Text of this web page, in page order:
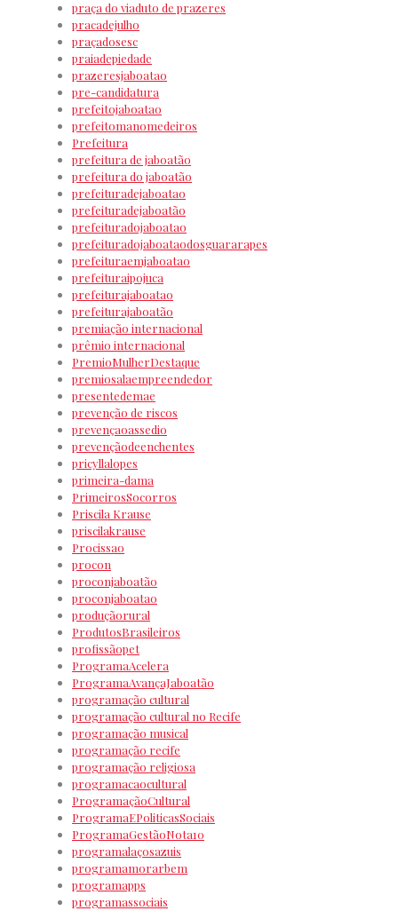
praça do viaduto de prazeres
pracadejulho
praçadosesc
praiadepiedade
prazeresjaboatao
pre-candidatura
prefeitojaboatao
prefeitomanomedeiros
Prefeitura
prefeitura de jaboatão
prefeitura do jaboatão
prefeituradejaboatao
prefeituradejaboatão
prefeituradojaboatao
prefeituradojaboataodosguararapes
prefeituraemjaboatao
prefeituraipojuca
prefeiturajaboatao
prefeiturajaboatão
premiação internacional
prêmio internacional
PremioMulherDestaque
premiosalaempreendedor
presentedemae
prevenção de riscos
prevençaoassedio
prevençãodeenchentes
pricyllalopes
primeira-dama
PrimeirosSocorros
Priscila Krause
priscilakrause
Procissao
procon
proconjaboatão
proconjaboatao
produçãorural
ProdutosBrasileiros
profissãopet
ProgramaAcelera
ProgramaAvançaJaboatão
programação cultural
programação cultural no Recife
programação musical
programação recife
programação religiosa
programacaocultural
ProgramaçãoCultural
ProgramaEPoliticasSociais
ProgramaGestãoNota10
programalaçosazuis
programamorarbem
programapps
programassociais